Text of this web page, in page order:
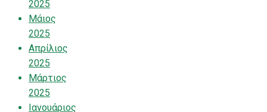
2025
Μάιος
2025
Απρίλιος
2025
Μάρτιος
2025
Ιανουάριος